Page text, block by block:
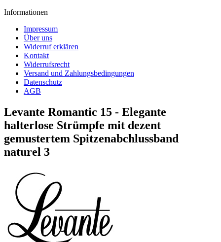
Informationen
Impressum
Über uns
Widerruf erklären
Kontakt
Widerrufsrecht
Versand und Zahlungsbedingungen
Datenschutz
AGB
Levante Romantic 15 - Elegante
halterlose Strümpfe mit dezent
gemustertem Spitzenabchlussband
naturel 3